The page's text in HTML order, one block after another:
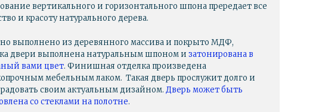
вертикального и горизонтального шпона прередает все
и красоту натурального дерева.
выполнено из деревянного массива и покрыто МДФ,
двери выполнена натуральным шпоном и затонирована в
вами цвет. Финишная отделка произведена
мебельным лаком. Такая дверь прослужит долго и
своим актуальным дизайном. Дверь может быть
со стеклами на полотне.